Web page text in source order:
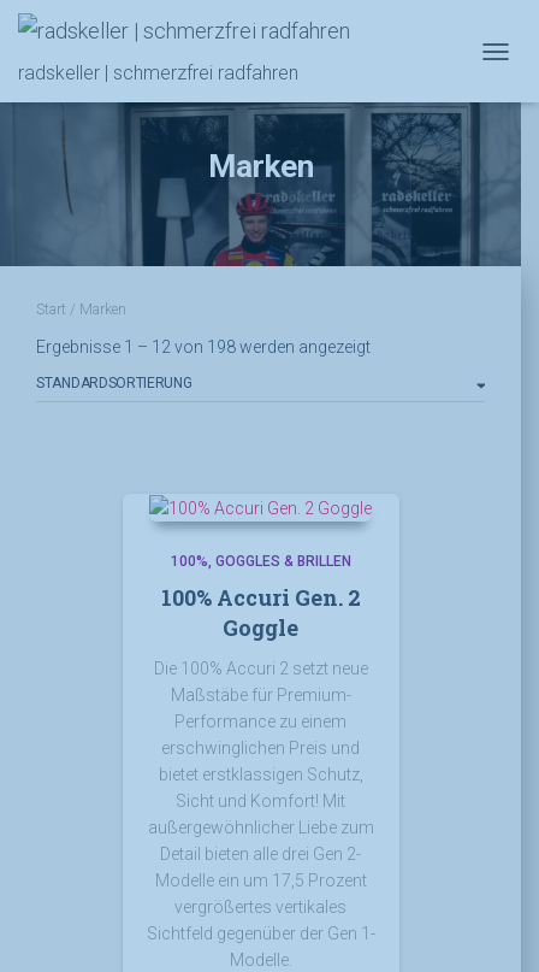
radskeller | schmerzfrei radfahren
Marken
Start / Marken
Ergebnisse 1 – 12 von 198 werden angezeigt
100% GOGGLES & BRILLEN
100% Accuri Gen. 2
Goggle
Die 100% Accuri 2 setzt neue
Maßstäbe für Premium-
Performance zu einem
erschwinglichen Preis und
bietet erstklassigen Schutz,
Sicht und Komfort! Mit
außergewöhnlicher Liebe zum
Detail bieten alle drei Gen 2-
Modelle ein um 17,5 Prozent
vergrößertes vertikales
Sichtfeld gegenüber der Gen 1-
Modelle.